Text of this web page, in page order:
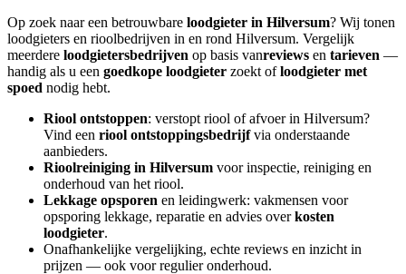
Op zoek naar een betrouwbare loodgieter in Hilversum? Wij tonen
loodgieters en rioolbedrijven in en rond Hilversum. Vergelijk
meerdere loodgietersbedrijven op basis vanreviews en tarieven —
handig als u een goedkope loodgieter zoekt ofloodgieter met
spoed nodig hebt.
Riool ontstoppen: verstopt riool of afvoer in Hilversum?
Vind een riool ontstoppingsbedrijfvia onderstaande
aanbieders.
Rioolreiniging in Hilversum voor inspectie, reiniging en
onderhoud van het riool.
Lekkage opsporen en leidingwerk: vakmensen voor
opsporing lekkage, reparatie en advies overkosten
loodgieter.
Onafhankelijke vergelijking, echte reviews en inzicht in
prijzen — ook voor regulier onderhoud.